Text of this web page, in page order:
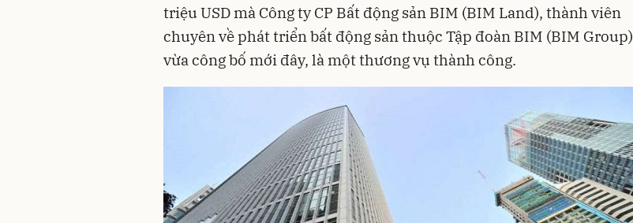
triệu USD mà Công ty CP Bất động sản BIM (BIM Land), thành viên
chuyên về phát triển bất động sản thuộc Tập đoàn BIM (BIM Group)
vừa công bố mới đây, là một thương vụ thành công.